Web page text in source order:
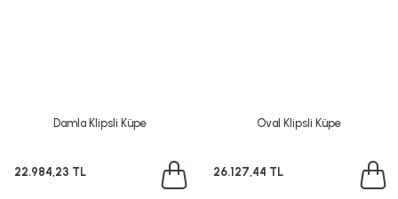
Damla Klipsli Küpe
22.984,23 TL
Oval Klipsli Küpe
26.127,44 TL